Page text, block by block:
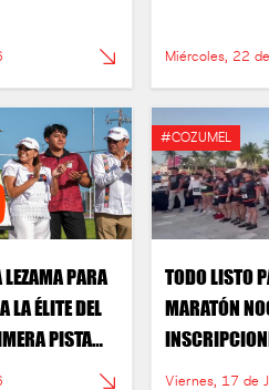
Miércoles, 22
PARA
LA ÉLITE DEL
PISTA
#COZUMEL
TODO LISTO
MARATÓN
Viernes, 17 de